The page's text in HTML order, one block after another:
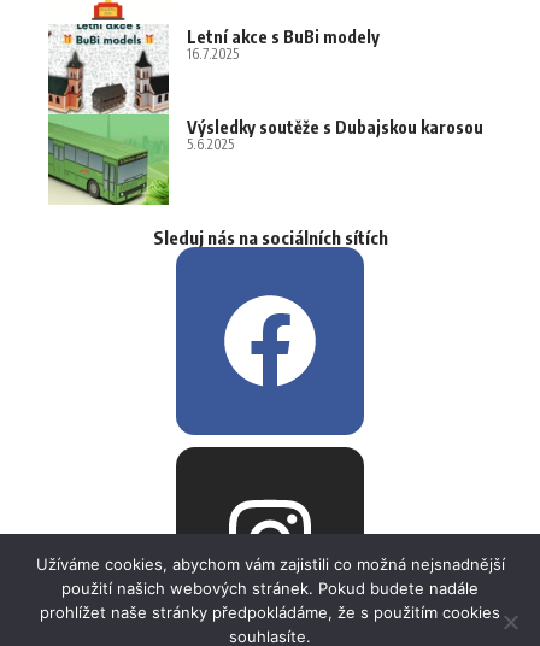
Letní akce s BuBi modely
16.7.2025
Výsledky soutěže s Dubajskou karosou
5.6.2025
Sleduj nás na sociálních sítích
Užíváme cookies, abychom vám zajistili co možná nejsnadnější
použití našich webových stránek. Pokud budete nadále
prohlížet naše stránky předpokládáme, že s použitím cookies
souhlasíte.